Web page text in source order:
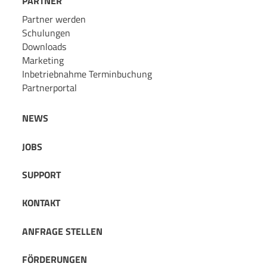
Partner werden
Schulungen
Downloads
Marketing
Inbetriebnahme Terminbuchung
Partnerportal
NEWS
JOBS
SUPPORT
KONTAKT
ANFRAGE STELLEN
FÖRDERUNGEN